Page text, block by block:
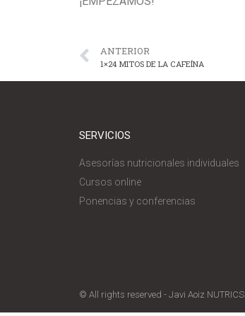
ANTERIOR
1×24 MITOS DE LA CAFEÍNA
SERVICIOS
Asesorías nutricionales individuales
Cursos online
Ponencias y conferencias
© All rights reserved - Javi Aoiz NUTRICS